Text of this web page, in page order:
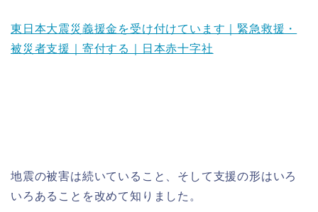
東日本大震災義援金を受け付けています｜緊急救援・
被災者支援｜寄付する｜日本赤十字社
地震の被害は続いていること、そして支援の形はいろ
いろあることを改めて知りました。